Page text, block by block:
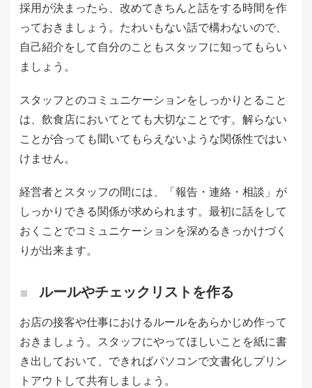
採用が決まったら、改めてきちんと話をする時間を作
っておきましょう。たわいもない話で構わないので、
自己紹介をして自分のこともスタッフに知ってもらい
ましょう。
スタッフとのコミュニケーションをしっかりとること
は、飲食店においてとても大切なことです。解らない
ことが合っても聞いてもらえないような関係性ではい
けません。
経営者とスタッフの間には、「報告・連絡・相談」が
しっかりできる関係が求められます。最初に話をして
おくことでコミュニケーションを深めるきっかけづく
りが出来ます。
ルールやチェックリストを作る
お店の接客や仕事におけるルールをあらかじめ作って
おきましょう。スタッフにやってほしいことを紙に書
き出しておいて、できればパソコンで文書化しプリン
トアウトして共有しましょう。